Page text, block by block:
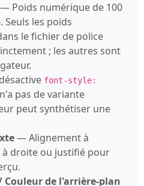
— Poids numérique de 100
Seuls les poids
le fichier de police
; les autres sont
font-style:
pas de variante
peut synthétiser une
— Alignement à
à droite ou justifié pour
Couleur de l'arrière-plan